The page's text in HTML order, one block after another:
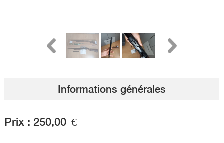
Informations générales
Prix : 250,00 €